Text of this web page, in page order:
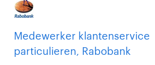
Medewerker klantenservice
particulieren, Rabobank